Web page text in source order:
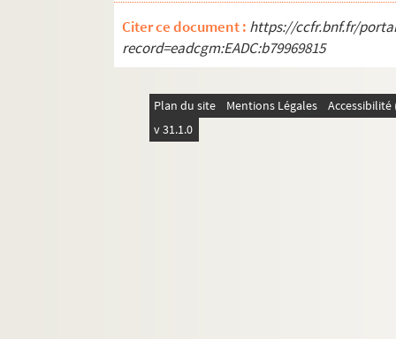
Citer ce document : https://ccfr.bnf.fr/
record=eadcgm:EADC:b79969815
Plan du site Mentions Légales
v 31.1.0